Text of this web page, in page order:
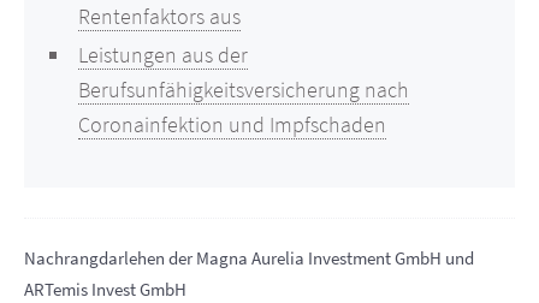
Rentenfaktors aus
Leistungen aus der
Berufsunfähigkeitsversicherung nach
Coronainfektion und Impfschaden
Nachrangdarlehen der Magna Aurelia Investment GmbH und
ARTemis Invest GmbH